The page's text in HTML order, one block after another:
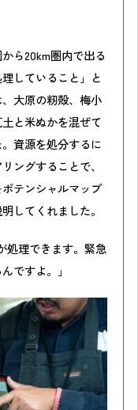
ら20km圏内で出る
していること」と
大原の籾殻、梅小
と米ぬかを混ぜて
資源を処分するに
ングすることで、
テンシャルマップ
してくれました。
処理できます。緊急
ですよ。」